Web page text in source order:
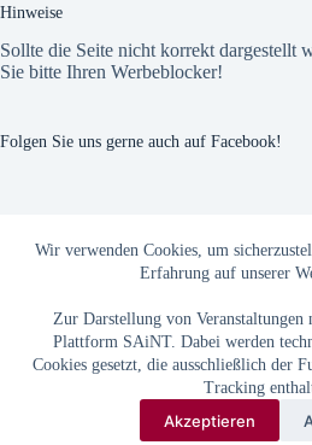
Wir verwenden Cookies, um
Erfahrung auf unserer
Zur Darstellung von
Plattform SAiNT. Dabei werden
Cookies gesetzt, die ausschließlich der
Tracking
Akzeptieren
Hinweise
Sollte die Seite nicht korrekt dargestellt
Sie bitte Ihren Werbeblocker!
Folgen Sie uns gerne auch auf Facebook!